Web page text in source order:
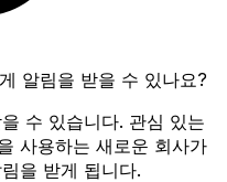
알림을 받을 수 있나요?
수 있습니다. 관심 있는
사용하는 새로운 회사가
을 받게 됩니다.